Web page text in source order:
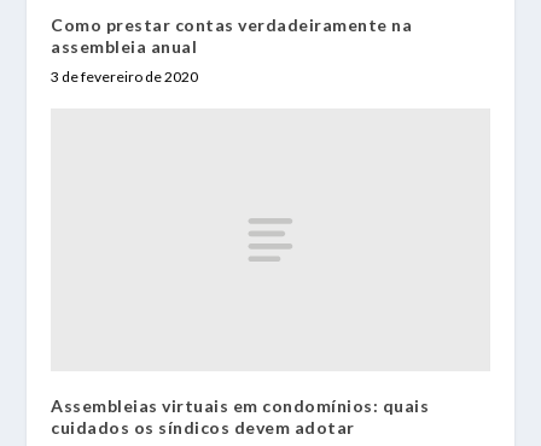
Como prestar contas verdadeiramente na
assembleia anual
3 de fevereiro de 2020
Assembleias virtuais em condomínios: quais
cuidados os síndicos devem adotar